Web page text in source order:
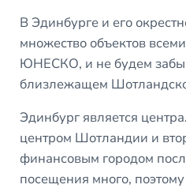
В Эдинбурге и его
множество объектов
ЮНЕСКО, и не будем
близлежащем
Эдинбург является
центром Шотландии и
финансовым городом
посещения много,